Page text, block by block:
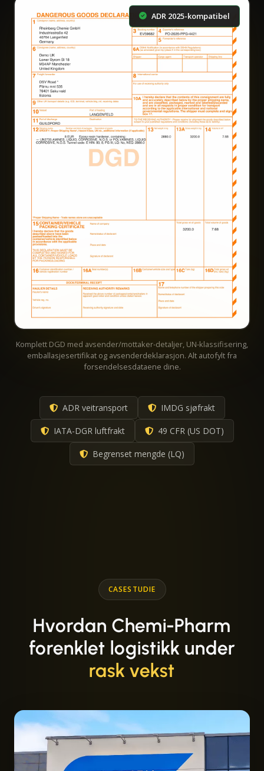
ADR 2025-kompatibel
Komplett DGD med avsender/mottaker-detaljer, UN-klassifisering,
emballasjesertifikat og avsenderdeklarasjon. Alt autofylt fra
forsendelsesdataene dine.
ADR veitransport IMDG sjøfrakt
IATA-DGR luftfrakt 49 CFR (US DOT)
Begrenset mengde (LQ)
CASESTUDIE
Hvordan Chemi-Pharm
forenklet logistikk under
rask vekst